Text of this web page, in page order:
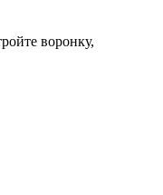
воронку,